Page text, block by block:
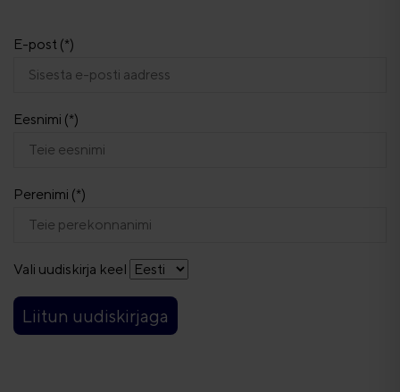
E-post (*)
Eesnimi (*)
Perenimi (*)
Vali uudiskirja keel
Liitun uudiskirjaga